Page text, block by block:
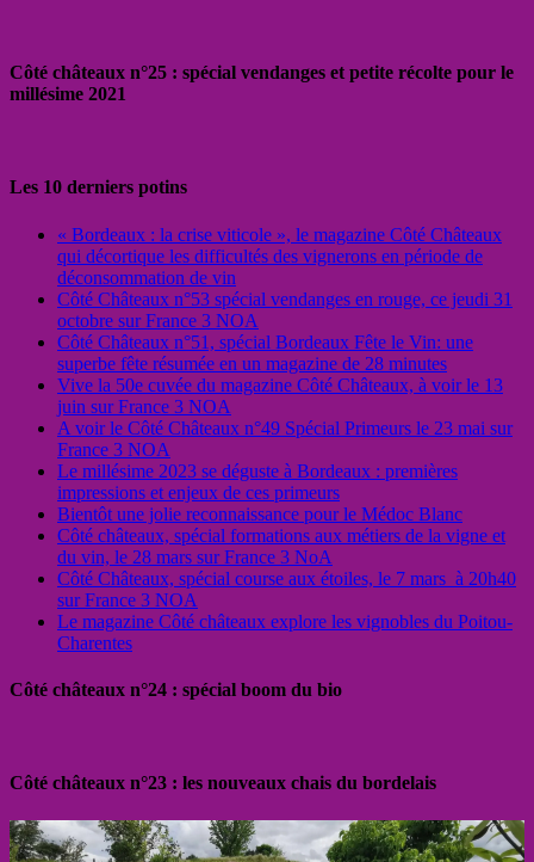
Côté châteaux n°25 : spécial vendanges et petite récolte pour le
millésime 2021
Les 10 derniers potins
« Bordeaux : la crise viticole », le magazine Côté Châteaux
qui décortique les difficultés des vignerons en période de
déconsommation de vin
Côté Châteaux n°53 spécial vendanges en rouge, ce jeudi 31
octobre sur France 3 NOA
Côté Châteaux n°51, spécial Bordeaux Fête le Vin: une
superbe fête résumée en un magazine de 28 minutes
Vive la 50e cuvée du magazine Côté Châteaux, à voir le 13
juin sur France 3 NOA
A voir le Côté Châteaux n°49 Spécial Primeurs le 23 mai sur
France 3 NOA
Le millésime 2023 se déguste à Bordeaux : premières
impressions et enjeux de ces primeurs
Bientôt une jolie reconnaissance pour le Médoc Blanc
Côté châteaux, spécial formations aux métiers de la vigne et
du vin, le 28 mars sur France 3 NoA
Côté Châteaux, spécial course aux étoiles, le 7 mars à 20h40
sur France 3 NOA
Le magazine Côté châteaux explore les vignobles du Poitou-
Charentes
Côté châteaux n°24 : spécial boom du bio
Côté châteaux n°23 : les nouveaux chais du bordelais